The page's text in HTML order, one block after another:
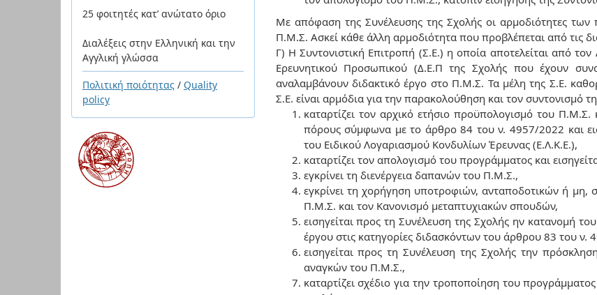
25 φοιτητές κατ’ ανώτατο όριο
Διαλέξεις στην Ελληνική και την
Αγγλική γλώσσα
Πολιτική ποιότητας / Quality
policy
Με απόφαση της Συνέλευσης της Σχολής οι αρμοδιότητες των
Π.Μ.Σ. Ασκεί κάθε άλλη αρμοδιότητα που προβλέπεται από τις
Γ) Η Συντονιστική Επιτροπή (Σ.Ε.) η οποία αποτελείται από
Ερευνητικού Προσωπικού (Δ.Ε.Π της Σχολής που έχουν
αναλαμβάνουν διδακτικό έργο στο Π.Μ.Σ. Τα μέλη της Σ.Ε.
Σ.Ε. είναι αρμόδια για την παρακολούθηση και τον συντονισμό
καταρτίζει τον αρχικό ετήσιο προϋπολογισμό του
πόρους σύμφωνα με το άρθρο 84 του ν. 4957/2022 και
του Ειδικού Λογαριασμού Κονδυλίων Έρευνας (Ε.Λ.Κ.Ε.),
καταρτίζει τον απολογισμό του προγράμματος και
εγκρίνει τη διενέργεια δαπανών του Π.Μ.Σ.,
εγκρίνει τη χορήγηση υποτροφιών, ανταποδοτικών ή
Π.Μ.Σ. και τον Κανονισμό μεταπτυχιακών σπουδών,
εισηγείται προς τη Συνέλευση της Σχολής ην κατανομή
έργου στις κατηγορίες διδασκόντων του άρθρου 83 του ν.
εισηγείται προς τη Συνέλευση της Σχολής την
αναγκών του Π.Μ.Σ.,
καταρτίζει σχέδιο για την τροποποίηση του